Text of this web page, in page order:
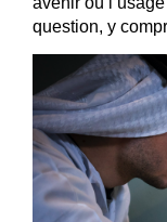
question, y